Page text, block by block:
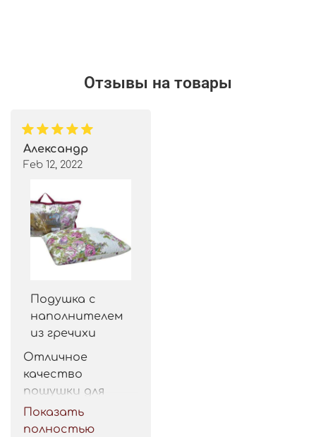
Отзывы на товары
Александр
Feb 12, 2022
Подушка с
наполнителем
из гречихи
Отличное
качество
пошушки для
такой цены.
Рекомендую.
Показать
полностью